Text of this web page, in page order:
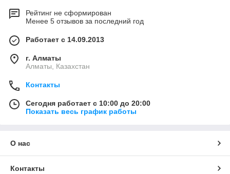
Рейтинг не сформирован
Менее 5 отзывов за последний год
Работает с 14.09.2013
г. Алматы
Алматы, Казахстан
Контакты
Сегодня работает с 10:00 до 20:00
Показать весь график работы
О нас
Контакты